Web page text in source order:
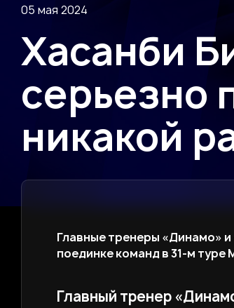
05 мая 2024
Хасанби
серьезно
никакой
Главные тренеры «Динамо»
поединке команд в 31-м туре
Главный тренер